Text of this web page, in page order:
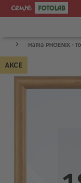
FOTOAPARÁTY
OBJEKTIVY
ATELIÉR
Hama PHOENIX -
AKCE